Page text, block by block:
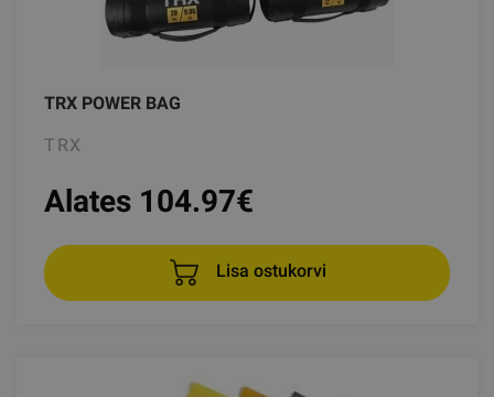
TRX POWER BAG
TRX
Alates 104.97€
Lisa ostukorvi